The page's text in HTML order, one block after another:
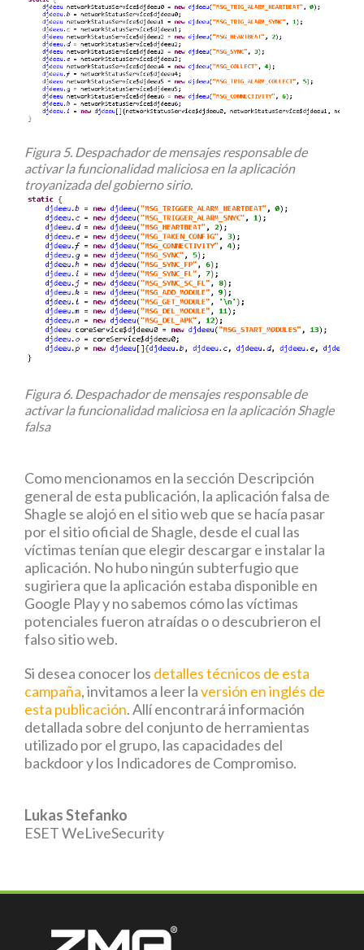
Figura 5. Despachador de mensajes responsable de
activar la funcionalidad maliciosa en la aplicación
troyanizada del gobiernosirio.
Figura 6. Despachador de mensajes responsable de
activar la funcionalidad maliciosa en la aplicación Shagle
falsa
Como mencionamos en la sección Descripción
general de esta publicación, la aplicación falsa de
Shagle se alojó en el sitio web que se hacía pasar
por el sitio oficial de Shagle, desde el cual las
víctimas tenían que elegir descargar e instalar la
aplicación. No hubo ningún subterfugio que
sugiriera que la aplicación estaba disponible en
Google Play y no sabemos cómo las víctimas
potenciales fueron atraídas o o descubrieron el
falso sitio web.
Si desea conocer los detalles técnicos de esta
campaña, invitamos a leer laversión en inglés de
esta publicación. Allí encontrará información
detallada sobre del conjunto de herramientas
utilizado por el grupo, las capacidades del
backdoor y los Indicadores de Compromiso.
Lukas Stefanko
ESET WeLiveSecurity